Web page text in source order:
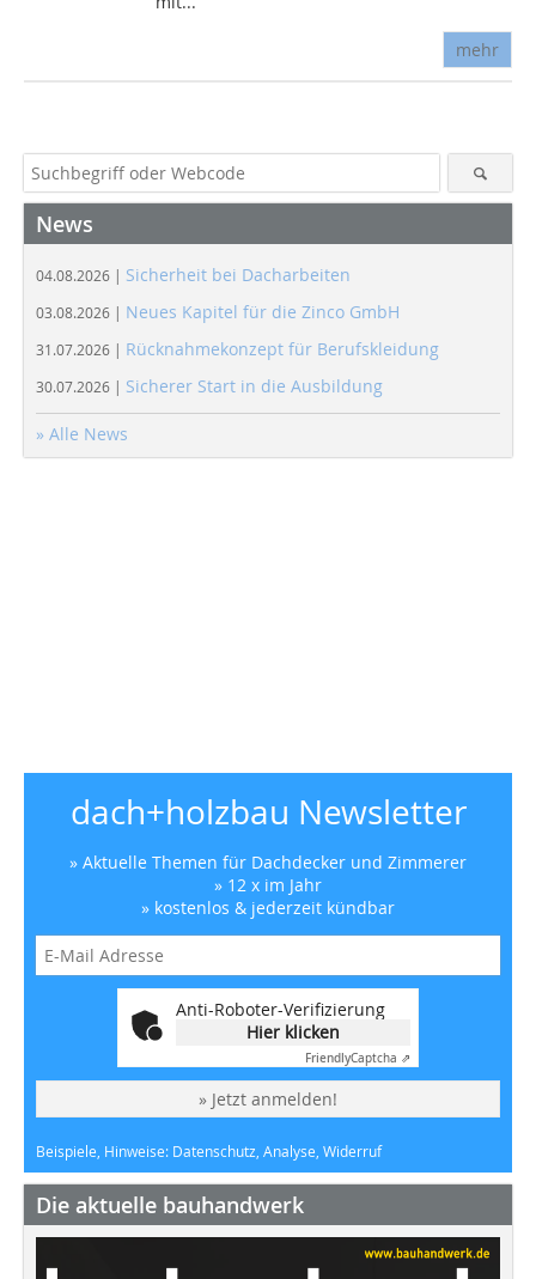
mehr
News
04.08.2026 | Sicherheit bei Dacharbeiten
03.08.2026 | Neues Kapitel für die Zinco GmbH
31.07.2026 | Rücknahmekonzept für Berufskleidung
30.07.2026 | Sicherer Start in die Ausbildung
» Alle News
dach+holzbau Newsletter
» Aktuelle Themen für Dachdecker und Zimmerer
» 12 x im Jahr
» kostenlos & jederzeit kündbar
Anti-Roboter-Verifizierung
Hier klicken
FriendlyCaptcha ⇗
» Jetzt anmelden!
Beispiele, Hinweise: Datenschutz, Analyse, Widerruf
Die aktuelle bauhandwerk